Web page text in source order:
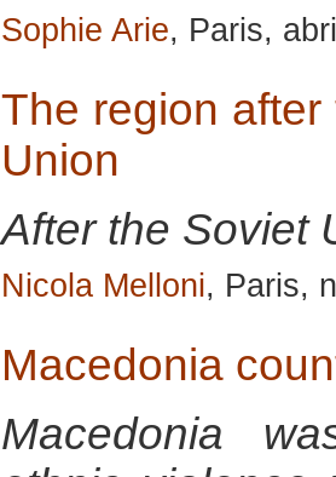
Sophie Arie, Paris,
The region
Union
After the Soviet
Nicola Melloni, Paris,
Macedonia
Macedonia